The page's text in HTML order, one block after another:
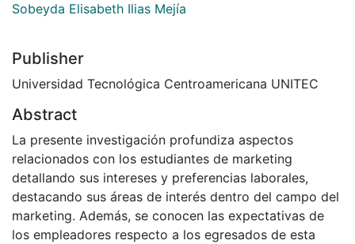
Sobeyda Elisabeth Ilias Mejía
Publisher
Universidad Tecnológica Centroamericana UNITEC
Abstract
La presente investigación profundiza aspectos
relacionados con los estudiantes de marketing
detallando sus intereses y preferencias laborales,
destacando sus áreas de interés dentro del campo del
marketing. Además, se conocen las expectativas de
los empleadores respecto a los egresados de esta